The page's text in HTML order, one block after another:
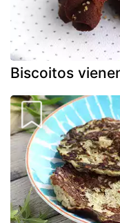
Biscoitos